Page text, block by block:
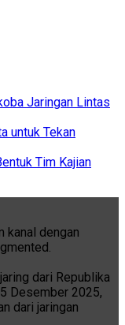
Jaringan Lintas
untuk Tekan
Tim Kajian
kanal dengan
dari Republika
Desember 2025,
dari jaringan